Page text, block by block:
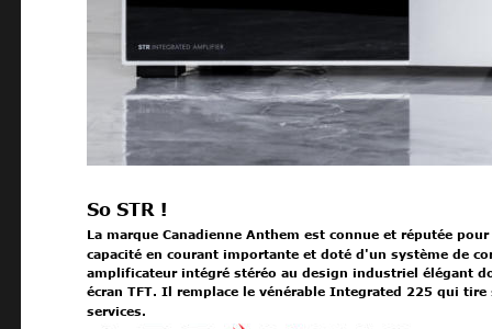
So STR !
La marque Canadienne Anthem est connue et réputée
capacité en courant importante et doté d'un système de
amplificateur intégré stéréo au design industriel élégant
écran TFT. Il remplace le vénérable Integrated 225 qui
services.